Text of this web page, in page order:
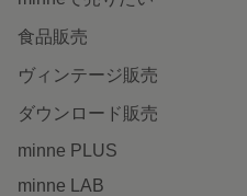
食品販売
ヴィンテージ販売
ダウンロード販売
minne PLUS
minne LAB